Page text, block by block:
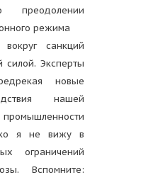
режима
вокруг санкций
силой. Эксперты
новые
нашей
промышленности
я не вижу в
ограничений
Вспомните: